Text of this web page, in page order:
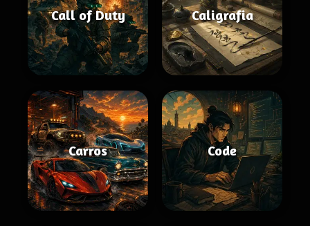
Call of Duty Caligrafia
Carros Code